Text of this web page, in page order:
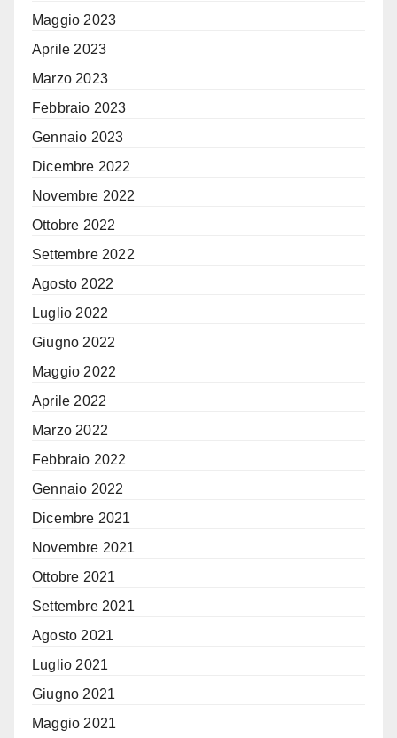
Maggio 2023
Aprile 2023
Marzo 2023
Febbraio 2023
Gennaio 2023
Dicembre 2022
Novembre 2022
Ottobre 2022
Settembre 2022
Agosto 2022
Luglio 2022
Giugno 2022
Maggio 2022
Aprile 2022
Marzo 2022
Febbraio 2022
Gennaio 2022
Dicembre 2021
Novembre 2021
Ottobre 2021
Settembre 2021
Agosto 2021
Luglio 2021
Giugno 2021
Maggio 2021